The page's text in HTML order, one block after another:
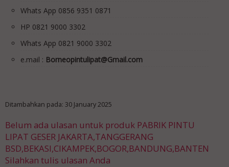
Whats App 0856 9351 0871
HP 0821 9000 3302
Whats App 0821 9000 3302
e.mail : Borneopintulipat@Gmail.com
Ditambahkan pada: 30 January 2025
Belum ada ulasan untuk produk PABRIK PINTU
LIPAT GESER JAKARTA,TANGGERANG
BSD,BEKASI,CIKAMPEK,BOGOR,BANDUNG,BANTEN
Silahkan tulis ulasan Anda